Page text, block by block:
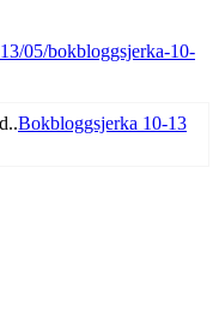
05/bokbloggsjerka-10-
Bokbloggsjerka 10-13